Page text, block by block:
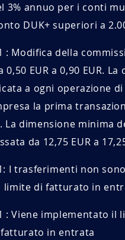
3% annuo per i conti
DUK+ superiori a
: Modifica della
EUR a 0,90 EUR.
a ogni operazione
la prima
La dimensione minima
da 12,75 EUR a
I trasferimenti non
limite di fatturato in
: Viene implementato il
fatturato in entrata